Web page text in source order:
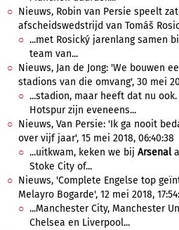
Nieuws, Robin van Persie speelt
afscheidswedstrijd van Tomáš
...met Rosický jarenlang samen
team van...
Nieuws, Jan de Jong: 'We bouwen
stadions van die omvang', 30 mei
...stadion, maar heeft dat nu ook.
Hotspur zijn eveneens...
Nieuws, Van Persie: 'Ik ga nooit
over vijf jaar', 15 mei 2018, 06:40:38
...uitkwam, keken we bij Arsenal
Stoke City of...
Nieuws, 'Complete Engelse top
Melayro Bogarde', 12 mei 2018,
...Manchester City, Manchester
Chelsea en Liverpool...